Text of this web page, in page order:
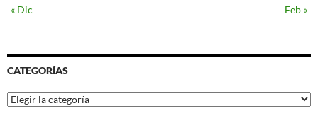
« Dic
Feb »
CATEGORÍAS
Categorías